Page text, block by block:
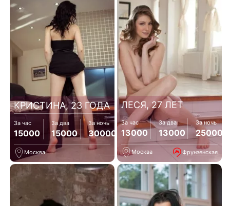
КРИСТИНА, 23 ГОДА
За час
15000
За два
15000
За ночь
30000
Москва
ЛЕСЯ, 27 ЛЕТ
За час
13000
За два
13000
За ночь
25000
Москва Фрунзенская